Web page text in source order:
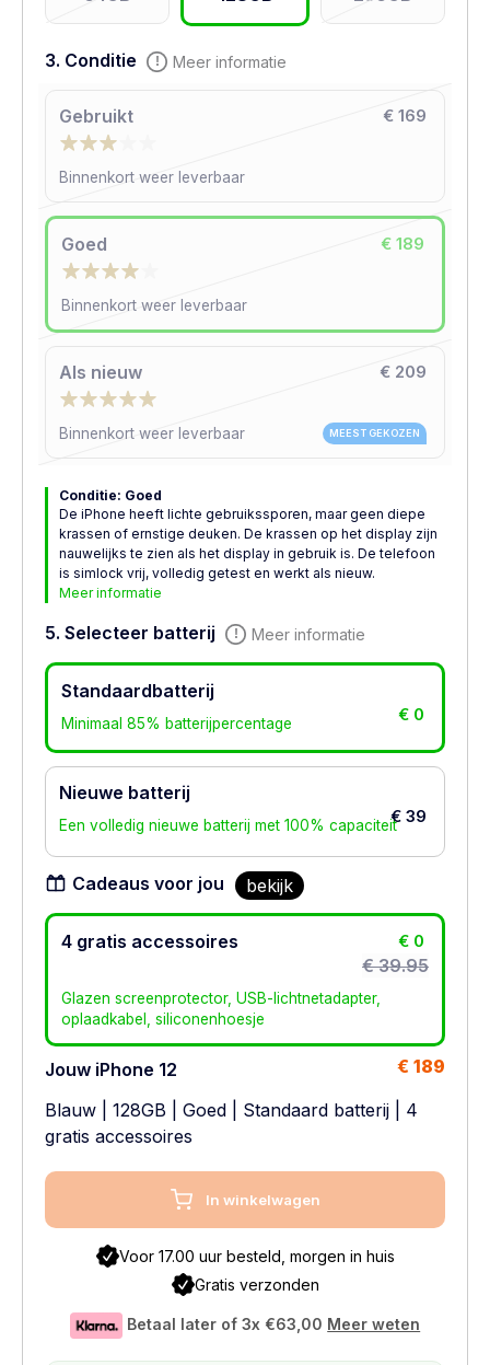
3. Conditie Meer informatie
Gebruikt € 169
Binnenkort weer leverbaar
Goed € 189
Binnenkort weer leverbaar
Als nieuw
MEEST GEKOZEN
€ 209
Binnenkort weer leverbaar
Conditie: Goed
De iPhone heeft lichte gebruikssporen, maar geen diepe
krassen of ernstige deuken. De krassen op het display zijn
nauwelijks te zien als het display in gebruik is. De telefoon
is simlock vrij, volledig getest en werkt als nieuw.
Meer informatie
5. Selecteer batterij Meer informatie
Standaardbatterij
€ 0
Minimaal 85% batterijpercentage
Nieuwe batterij
€ 39
Een volledig nieuwe batterij met 100% capaciteit
Cadeaus voor jou bekijk
4 gratis accessoires € 0
€ 39.95
Glazen screenprotector, USB-lichtnetadapter,
oplaadkabel, siliconenhoesje
Jouw iPhone 12
€ 189
Blauw
128GB Goed Standaard batterij | 4
gratis accessoires
In winkelwagen
Voor 17.00 uur besteld, morgen in huis
Gratis verzonden
Betaal later of 3x €63,00 Meer weten